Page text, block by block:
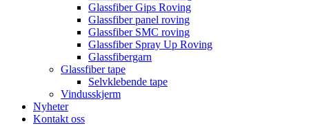
Glassfiber Gips Roving
Glassfiber panel roving
Glassfiber SMC roving
Glassfiber Spray Up Roving
Glassfibergarn
Glassfiber tape
Selvklebende tape
Vindusskjerm
Nyheter
Kontakt oss